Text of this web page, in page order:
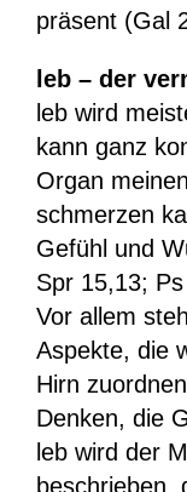
präsent (Gal
leb – der
leb wird
kann ganz
Organ
schmerzen
Gefühl und
Spr 15,13;
Vor allem
Aspekte, die
Hirn
Denken, die
leb wird der
beschrieben,